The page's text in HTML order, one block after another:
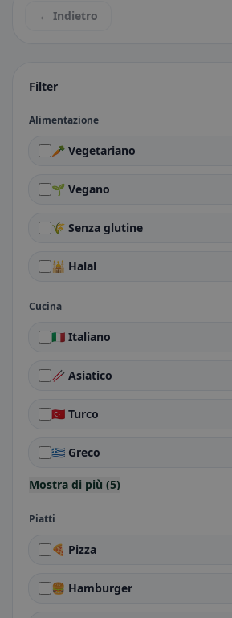
Filter
Alimentazione
🥕 Vegetariano
🌱 Vegano
🌾 Senza glutine
🕌 Halal
Cucina
🇮🇹 Italiano
🥢 Asiatico
🇹🇷 Turco
🇬🇷 Greco
Mostra di più (5)
Piatti
🍕 Pizza
🍔 Hamburger
← Indietro